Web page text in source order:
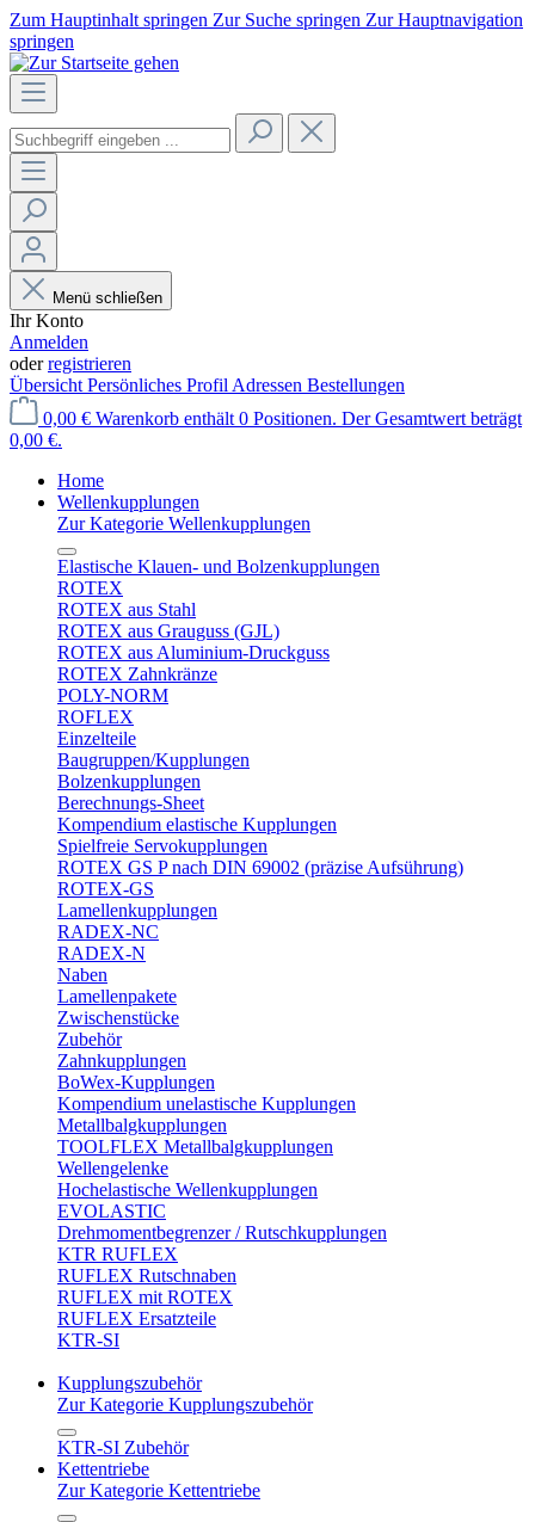
Zum Hauptinhalt springen Zur Suche springen Zur Hauptnavigation
springen
Menü schließen
Ihr Konto
Anmelden
oderregistrieren
Übersicht Persönliches Profil Adressen Bestellungen
0,00 € Warenkorb enthält 0 Positionen. Der Gesamtwert beträgt
0,00 €.
Home
Wellenkupplungen
Zur Kategorie Wellenkupplungen
Elastische Klauen- und Bolzenkupplungen
ROTEX
ROTEX aus Stahl
ROTEX aus Grauguss (GJL)
ROTEX aus Aluminium-Druckguss
ROTEX Zahnkränze
POLY-NORM
ROFLEX
Einzelteile
Baugruppen/Kupplungen
Bolzenkupplungen
Berechnungs-Sheet
Kompendium elastische Kupplungen
Spielfreie Servokupplungen
ROTEX GS P nach DIN 69002 (präzise Aufsührung)
ROTEX-GS
Lamellenkupplungen
RADEX-NC
RADEX-N
Naben
Lamellenpakete
Zwischenstücke
Zubehör
Zahnkupplungen
BoWex-Kupplungen
Kompendium unelastische Kupplungen
Metallbalgkupplungen
TOOLFLEX Metallbalgkupplungen
Wellengelenke
Hochelastische Wellenkupplungen
EVOLASTIC
Drehmomentbegrenzer / Rutschkupplungen
KTR RUFLEX
RUFLEX Rutschnaben
RUFLEX mit ROTEX
RUFLEX Ersatzteile
KTR-SI
Kupplungszubehör
Zur Kategorie Kupplungszubehör
KTR-SI Zubehör
Kettentriebe
Zur Kategorie Kettentriebe